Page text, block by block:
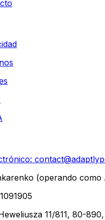
(operando como
11/811, 80-